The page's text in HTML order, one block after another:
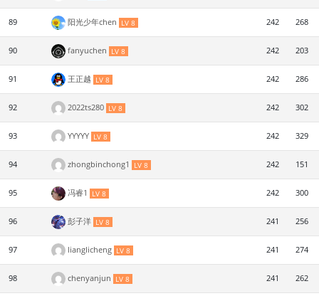
89 阳光少年chen LV 8 242 268
90 fanyuchen LV 8 242 203
91 王正越 LV 8 242 286
92 2022ts280 LV 8 242 302
93 YYYYY LV 8 242 329
94 zhongbinchong1 LV 8 242 151
95 冯睿1 LV 8 242 300
96 彭子洋 LV 8 241 256
97 lianglicheng LV 8 241 274
98 chenyanjun LV 8 241 262